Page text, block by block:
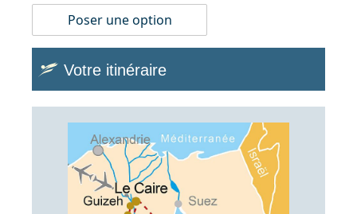
Poser une option
Votre itinéraire